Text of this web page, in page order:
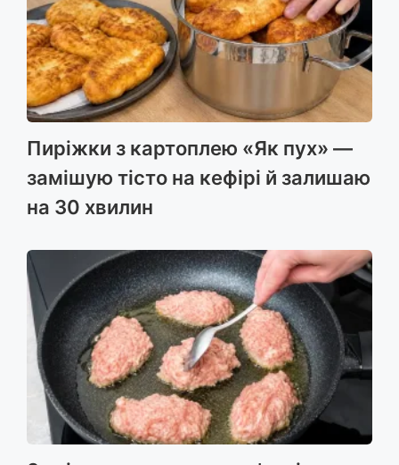
Пиріжки з картоплею «Як пух» —
замішую тісто на кефірі й залишаю
на 30 хвилин